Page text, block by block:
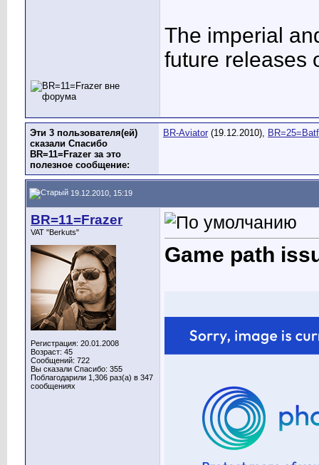
The imperial
future releases
Эти 3 пользователя(ей)
сказали Спасибо
BR=11=Frazer за это
полезное сообщение:
BR-Aviator (19.12.2010),
19.12.2010, 15:19
BR=11=Frazer
VAT "Berkuts"
Регистрация: 20.01.2008
Возраст: 45
Сообщений: 722
Вы сказали Спасибо: 355
Поблагодарили 1,306 раз(а) в 347
сообщениях
Game path